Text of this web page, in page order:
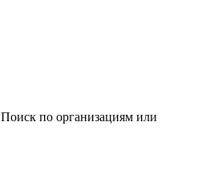
Поиск по организациям или